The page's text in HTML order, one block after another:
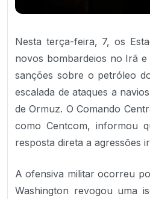
Nesta terça-feira, 7, os
novos bombardeios no Irã
sanções sobre o petróleo
escalada de ataques a
de Ormuz. O Comando
como Centcom, informou
resposta direta a agressões
A ofensiva militar ocorreu
Washington revogou uma